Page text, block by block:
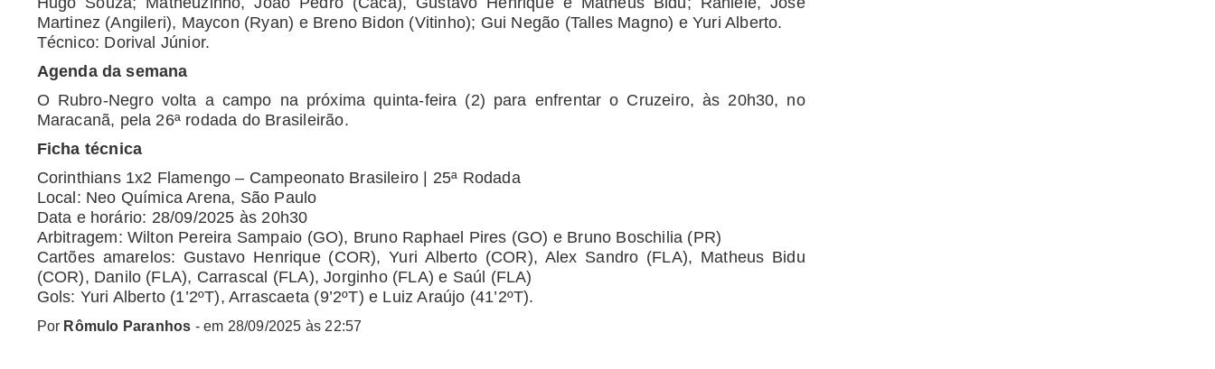
Martinez (Angileri), Maycon (Ryan) e Breno Bidon (Vitinho); Gui Negão (Talles Magno) e Yuri Alberto.
Técnico: Dorival Júnior.
Agenda da semana
O Rubro-Negro volta a campo na próxima quinta-feira (2) para enfrentar o Cruzeiro, às 20h30, no
Maracanã, pela 26ª rodada do Brasileirão.
Ficha técnica
Corinthians 1x2 Flamengo – Campeonato Brasileiro | 25ª Rodada
Local: Neo Química Arena, São Paulo
Data e horário: 28/09/2025 às 20h30
Arbitragem: Wilton Pereira Sampaio (GO), Bruno Raphael Pires (GO) e Bruno Boschilia (PR)
Cartões amarelos: Gustavo Henrique (COR), Yuri Alberto (COR), Alex Sandro (FLA), Matheus Bidu
(COR), Danilo (FLA), Carrascal (FLA), Jorginho (FLA) e Saúl (FLA)
Gols: Yuri Alberto (1’2ºT), Arrascaeta (9’2ºT) e Luiz Araújo (41’2ºT).
Por Rômulo Paranhos - em 28/09/2025 às 22:57